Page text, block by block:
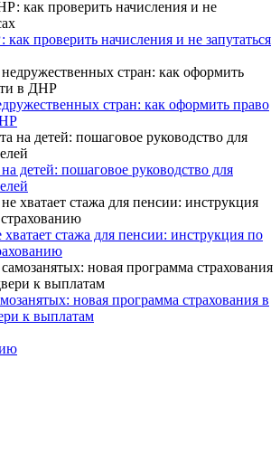
проверить начисления и не запутаться
стран: как оформить право
детей: пошаговое руководство для
хватает стажа для пенсии: инструкция по
новая программа страхования в
к выплатам